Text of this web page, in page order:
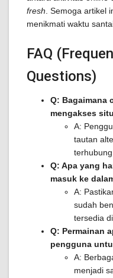
fresh . Semoga artikel
menikmati waktu
FAQ
Questions)
Q: Bagaimana
mengakses
A:
tautan
Q: Apa yang
masuk ke
A:
sudah
tersedia
Q: Permainan
pengguna
A:
menjadi